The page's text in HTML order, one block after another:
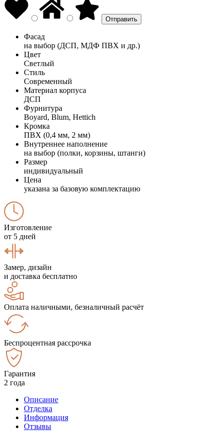
Фасад
на выбор (ДСП, МДФ ПВХ и др.)
Цвет
Светлый
Стиль
Современный
Материал корпуса
ДСП
Фурнитура
Boyard, Blum, Hettich
Кромка
ПВХ (0,4 мм, 2 мм)
Внутреннее наполнение
на выбор (полки, корзины, штанги)
Размер
индивидуальный
Цена
указана за базовую комплектацию
Изготовление
от 5 дней
Замер, дизайн
и доставка бесплатно
Оплата наличными, безналичный расчёт
Беспроцентная рассрочка
Гарантия
2 года
Описание
Отделка
Информация
Отзывы